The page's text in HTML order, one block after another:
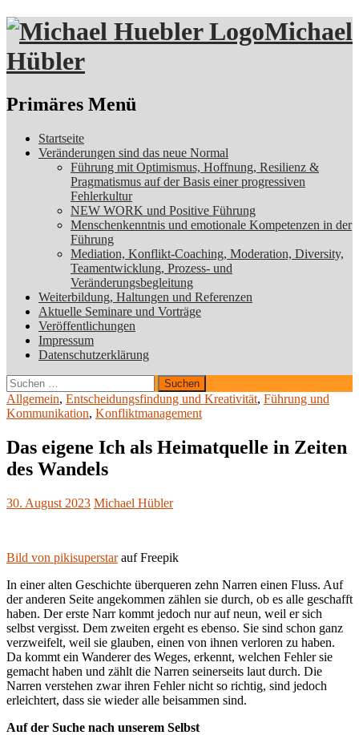
Michael
Hübler
Suchen
Primäres Menü
Zum
Inhalt
Startseite
Veränderungen sind das neue Normal
Führung mit Optimismus, Hoffnung, Resilienz &
Pragmatismus auf der Basis einer progressiven
Fehlerkultur
NEW WORK und Positive Führung
Menschenkenntnis und emotionale Kompetenzen in der
Führung
Mediation, Konflikt-Coaching, Moderation, Diversity,
Teamentwicklung, Prozess- und
Veränderungsbegleitung
Weiterbildung, Haltungen und Referenzen
Aktuelle Seminare und Vorträge
Veröffentlichungen
Impressum
Datenschutzerklärung
Suchen
nach:
Allgemein, Entscheidungsfindung und Kreativität, Führung und
Kommunikation, Konfliktmanagement
Das eigene Ich als Heimatquelle in Zeiten
des Wandels
30. August 2023 Michael Hübler
Bild von pikisuperstarauf Freepik
In einer alten Geschichte überqueren zehn Narren einen Fluss. Auf
der anderen Seite angekommen zählen sie durch, ob es alle geschafft
haben. Der erste Narr kommt jedoch nur auf neun, weil er sich
selbst vergisst. Dem zweiten ergeht es ebenso. Sie sind schon ganz
verzweifelt, weil sie glauben, einen von ihnen verloren zu haben.
Da kommt ein Wanderer des Weges, erkennt, welchen Fehler sie
gemacht haben und zählt die Narren seinerseits laut durch. Die
Narren verstehen zwar ihren Fehler nicht so richtig, sind jedoch
erleichtert, dass sie wieder alle beisammen sind.
Auf der Suche nach unserem Selbst